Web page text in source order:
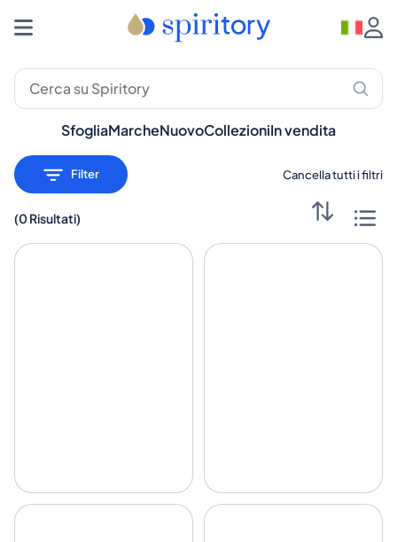
SfogliaMarcheNuovoCollezioniIn vendita
Filter Cancella tutti i filtri
(0 Risultati)